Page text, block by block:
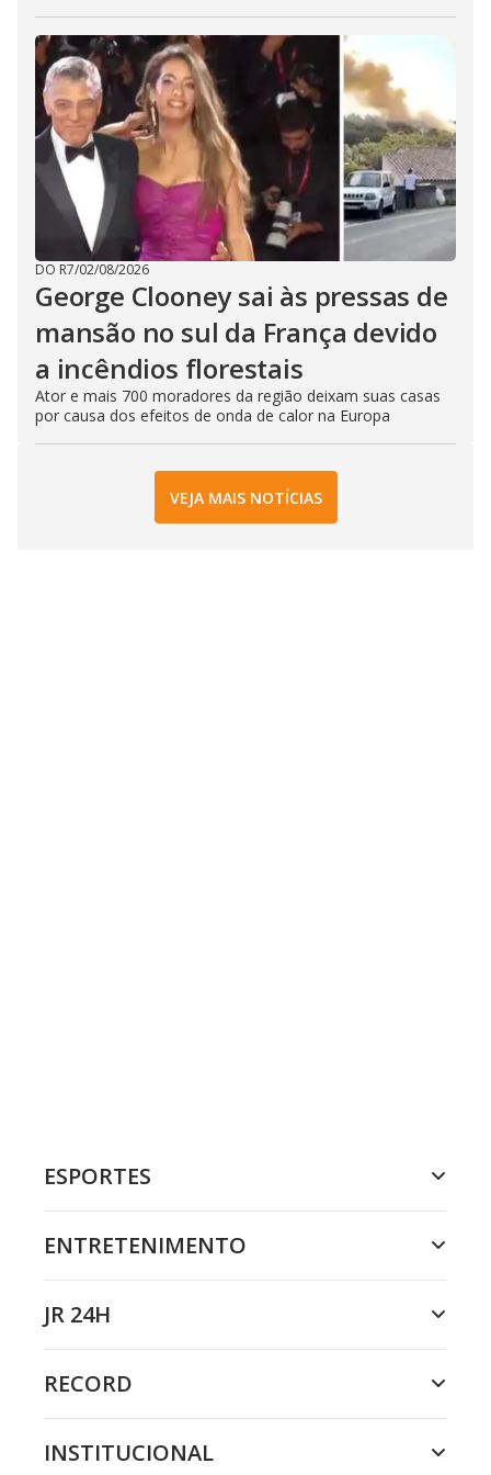
DO R7/02/08/2026
George Clooney sai às pressas de
mansão no sul da França devido
a incêndios florestais
Ator e mais 700 moradores da região deixam suas casas
por causa dos efeitos de onda de calor na Europa
VEJA MAIS NOTÍCIAS
ESPORTES
ENTRETENIMENTO
JR 24H
RECORD
INSTITUCIONAL